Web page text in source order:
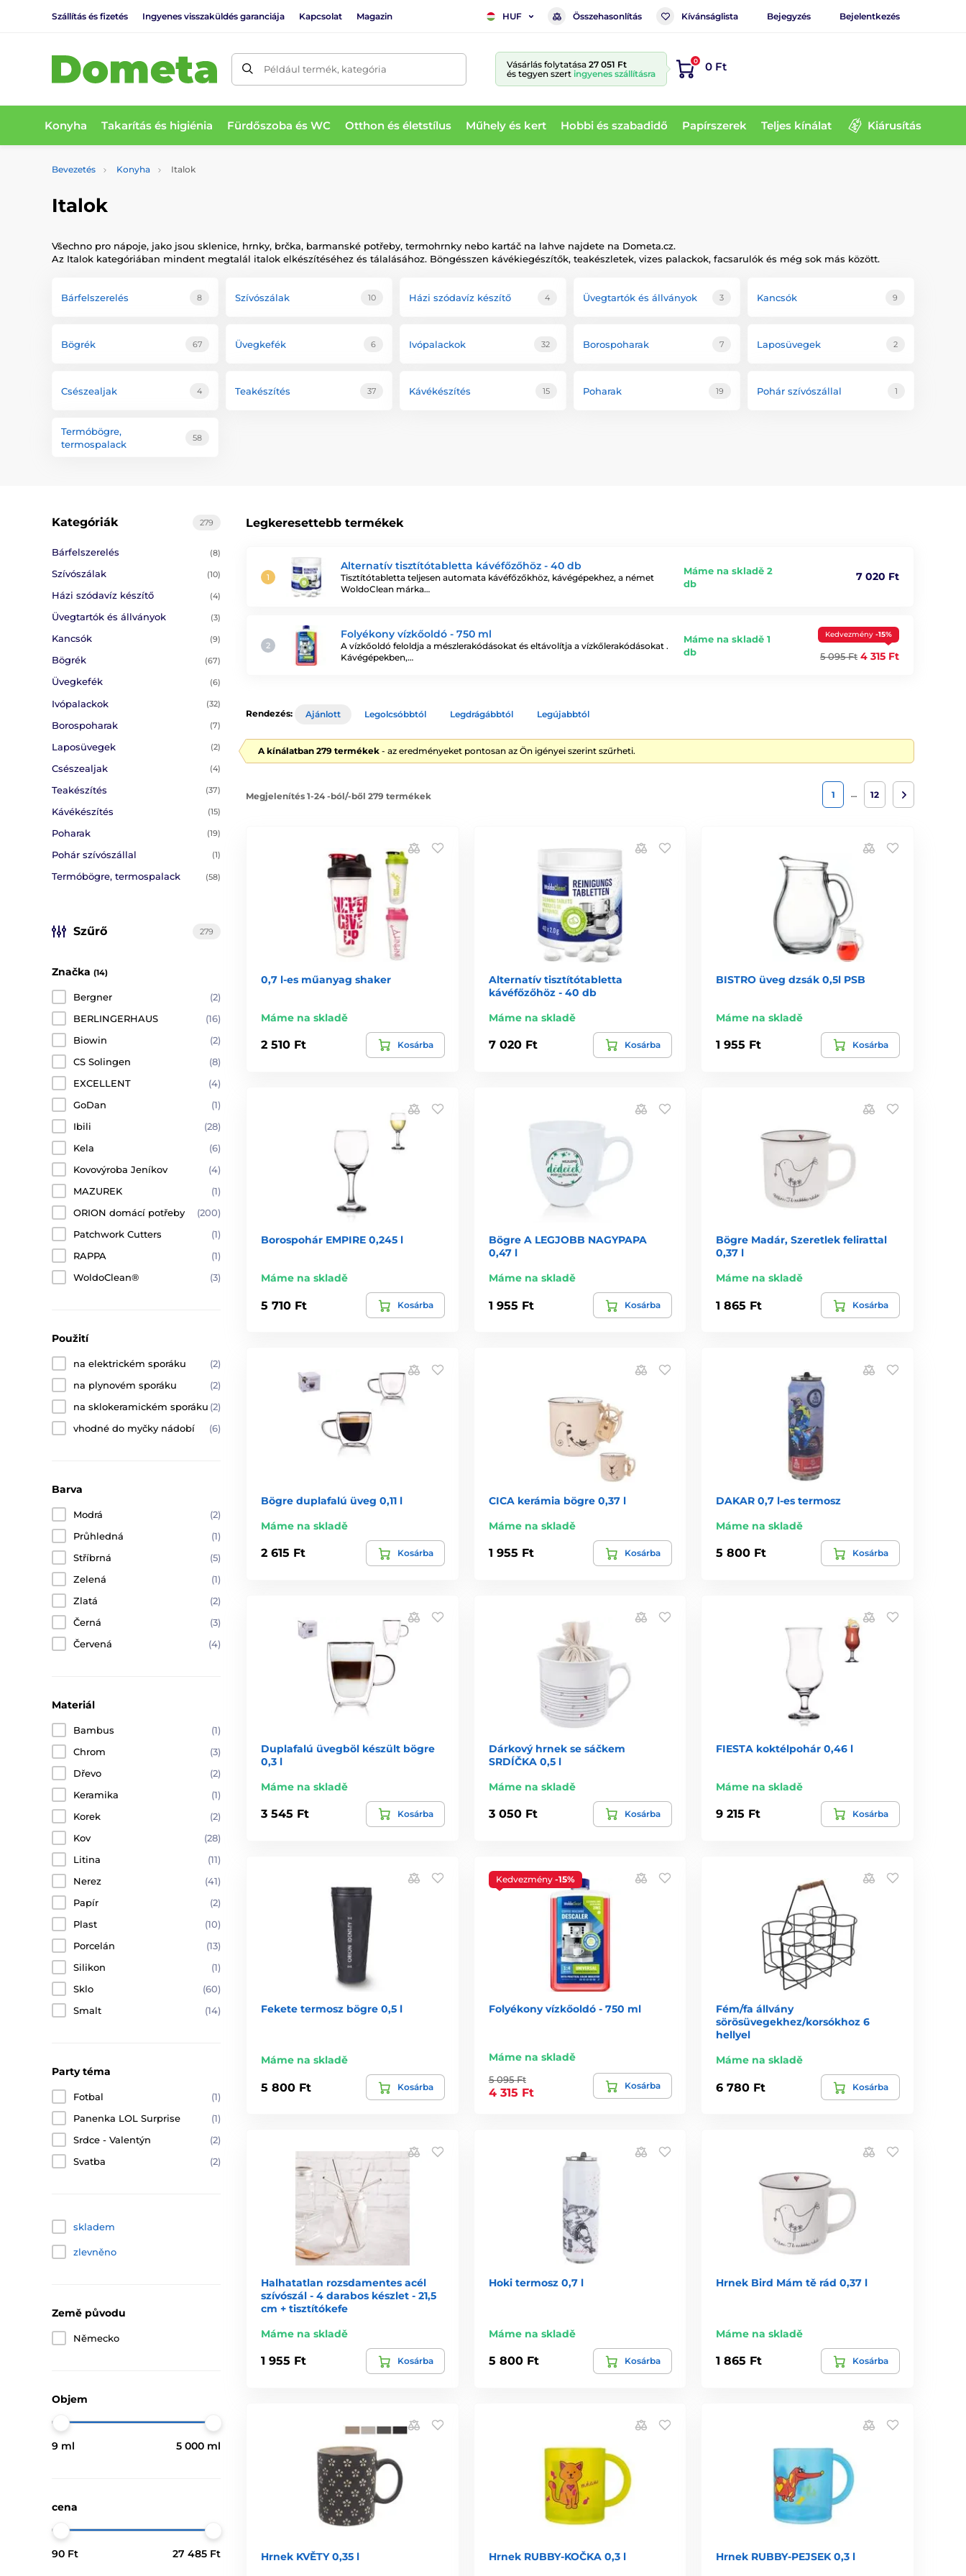
Szállítás és fizetés Ingyenes visszaküldés garanciája Kapcsolat Magazin HUF Összehasonlítás Kívánságlista Bejegyzés Bejelentkezés
Például termék, kategória Vásárlás folytatása 27 051 Ft
és tegyen szert ingyenes szállításra
0 0 Ft
Konyha Takarítás és higiénia Fürdőszoba és WC Otthon és életstílus Műhely és kert Hobbi és szabadidő Papírszerek Teljes kínálat Kiárusítás
Bevezetés Konyha Italok
Italok
Všechno pro nápoje, jako jsou sklenice, hrnky, brčka, barmanské potřeby, termohrnky nebo kartáč na lahve najdete na Dometa.cz.
Az Italok kategóriában mindent megtalál italok elkészítéséhez és tálalásához. Böngésszen kávékiegészítők, teakészletek, vizes palackok, facsarulók és még sok más között.
Bárfelszerelés 8 Szívószálak 10 Házi szódavíz készítő 4 Üvegtartók és állványok 3 Kancsók 9
Bögrék 67 Üvegkefék 6 Ivópalackok 32 Borospoharak 7 Laposüvegek 2
Csészealjak 4 Teakészítés 37 Kávékészítés 15 Poharak 19 Pohár szívószállal 1
Termóbögre,
termospalack
58
Legkeresettebb termékek
Alternatív tisztítótabletta kávéfőzőhöz - 40 db
Tisztítótabletta teljesen automata kávéfőzőkhöz, kávégépekhez, a német
WoldoClean márka…
Máme na skladě 2
db
7 020 Ft
Folyékony vízkőoldó - 750 ml
A vízkőoldó feloldja a mészlerakódásokat és eltávolítja a vízkőlerakódásokat .
Kávégépekben,…
Máme na skladě 1
db
Kedvezmény -15%
5 095 Ft 4 315 Ft
279
Kategóriák
Bárfelszerelés (8)
Szívószálak (10)
Házi szódavíz készítő (4)
Üvegtartók és állványok (3)
Kancsók (9)
Bögrék (67)
Üvegkefék (6)
Ivópalackok (32)
Borospoharak (7)
Laposüvegek (2)
Csészealjak (4)
Teakészítés (37)
Kávékészítés (15)
Poharak (19)
Pohár szívószállal (1)
Termóbögre, termospalack (58)
Szűrő 279
Značka (14)
Bergner
(2)
BERLINGERHAUS
(16)
Biowin
(2)
CS Solingen
(8)
EXCELLENT
(4)
GoDan
(1)
Ibili
(28)
Kela
(6)
Kovovýroba Jeníkov
(4)
MAZUREK
(1)
ORION domácí potřeby
(200)
Patchwork Cutters
(1)
RAPPA
(1)
WoldoClean®
(3)
Použití
na elektrickém sporáku
(2)
na plynovém sporáku
(2)
na sklokeramickém sporáku (2)
vhodné do myčky nádobí
(6)
Barva
Modrá
(2)
Průhledná
(1)
Stříbrná
(5)
Zelená
(1)
Zlatá
(2)
Černá
(3)
Červená
(4)
Materiál
Bambus
(1)
Chrom
(3)
Dřevo
(2)
Keramika
(1)
Korek
(2)
Kov
(28)
Litina
(11)
Nerez
(41)
Papír
(2)
Plast
(10)
Porcelán
(13)
Silikon
(1)
Sklo
(60)
Smalt
(14)
Party téma
Fotbal
(1)
Panenka LOL Surprise
(1)
Srdce - Valentýn
(2)
Svatba
(2)
skladem
zlevněno
Země původu
Německo
Objem
9 ml 5 000 ml
cena
90 Ft 27 485 Ft
Rendezés: Ajánlott Legolcsóbbtól Legdrágábbtól Legújabbtól
A kínálatban 279 termékek - az eredményeket pontosan az Ön igényei szerint szűrheti.
Megjelenítés 1-24 -ból/-ből 279 termékek 1 … 12
0,7 l-es műanyag shaker
Máme na skladě
2 510 Ft Kosárba
Alternatív tisztítótabletta
kávéfőzőhöz - 40 db
Máme na skladě
7 020 Ft Kosárba
BISTRO üveg dzsák 0,5l PSB
Máme na skladě
1 955 Ft Kosárba
Borospohár EMPIRE 0,245 l
Máme na skladě
5 710 Ft Kosárba
Bögre A LEGJOBB NAGYPAPA
0,47 l
Máme na skladě
1 955 Ft Kosárba
Bögre Madár, Szeretlek felirattal
0,37 l
Máme na skladě
1 865 Ft Kosárba
Bögre duplafalú üveg 0,11 l
Máme na skladě
2 615 Ft Kosárba
CICA kerámia bögre 0,37 l
Máme na skladě
1 955 Ft Kosárba
DAKAR 0,7 l-es termosz
Máme na skladě
5 800 Ft Kosárba
Duplafalú üvegböl készült bögre
0,3 l
Máme na skladě
3 545 Ft Kosárba
Dárkový hrnek se sáčkem
SRDÍČKA 0,5 l
Máme na skladě
3 050 Ft Kosárba
FIESTA koktélpohár 0,46 l
Máme na skladě
9 215 Ft Kosárba
Fekete termosz bögre 0,5 l
Máme na skladě
5 800 Ft Kosárba
Kedvezmény -15%
Folyékony vízkőoldó - 750 ml
Máme na skladě
5 095 Ft
4 315 Ft
Kosárba
Fém/fa állvány
sörösüvegekhez/korsókhoz 6
hellyel
Máme na skladě
6 780 Ft Kosárba
Halhatatlan rozsdamentes acél
szívószál - 4 darabos készlet - 21,5
cm + tisztítókefe
Máme na skladě
1 955 Ft Kosárba
Hoki termosz 0,7 l
Máme na skladě
5 800 Ft Kosárba
Hrnek Bird Mám tě rád 0,37 l
Máme na skladě
1 865 Ft Kosárba
Hrnek KVĚTY 0,35 l
Hrnek RUBBY-KOČKA 0,3 l
Hrnek RUBBY-PEJSEK 0,3 l